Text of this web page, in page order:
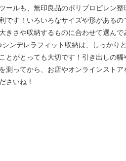
ールも、無印良品のポリプロピレン整
です！いろいろなサイズや形があるの
きさや収納するものに合わせて選んで
シンデレラフィット収納は、しっかり
とがとっても大切です！引き出しの幅
測ってから、お店やオンラインストア
さいね！